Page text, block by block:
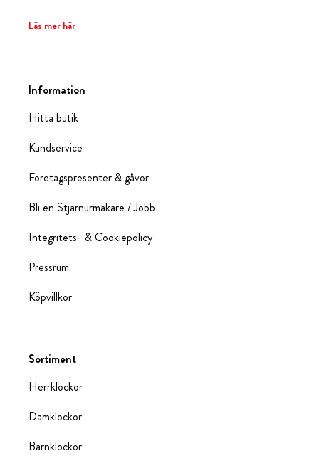
Läs mer här
Information
Hitta butik
Kundservice
Företagspresenter & gåvor
Bli en Stjärnurmakare / Jobb
Integritets- & Cookiepolicy
Pressrum
Köpvillkor
Sortiment
Herrklockor
Damklockor
Barnklockor